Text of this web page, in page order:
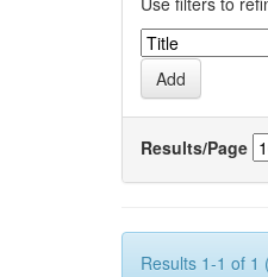
Results/Page
Results 1-1 of 1